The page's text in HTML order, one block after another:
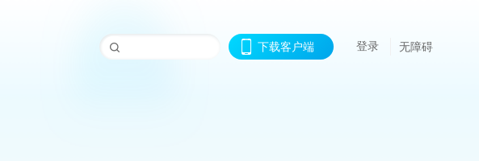
下载客户端 登录 无障碍